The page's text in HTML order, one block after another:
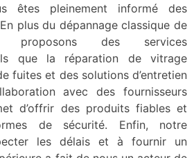
êtes pleinement informé des
plus du dépannage classique de
proposons des services
que la réparation de vitrage
fuites et des solutions d’entretien
avec des fournisseurs
d’offrir des produits fiables et
de sécurité. Enfin, notre
les délais et à fournir un